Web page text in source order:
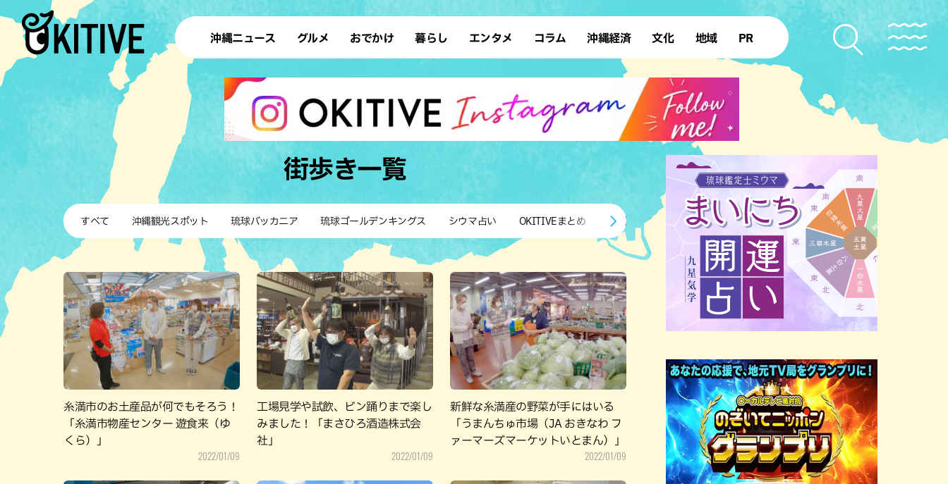
沖縄ニュース グルメ
ラーメン 沖縄そば
テイクアウト カフェ
すし・魚料理 和食・日本料理
沖縄料理 アジア・エスニック
ステーキ・焼肉 焼鳥・串料理
その他の肉料理 居酒屋・バー
ブッフェ・バイキング スイーツ
パン カレー
ハンバーガー タコス・タコライス
おでかけ
デート ドライブ
散歩 ソロ活
サウナ 公園
暮らし
レシピ SDGs
ファッション ローカルニュース
沖縄移住 沖縄旧暦行事
エンタメ
スポーツ 占い
タレント・芸人 テレビ
コラム 沖縄経済 文化
復帰50年
地域
本島北部
本島南部 先島諸島
北部離島
PR
街歩き一覧
すべて 沖縄観光スポット 琉球バッカニア 琉球ゴールデンキングス シウマ占い OKITIVEまとめ 沖縄のビーチ 沖縄キャンプ場 アナウンサーズ 復帰を知る
糸満市のお土産品が何でもそろう！
「糸満市物産センター 遊食来（ゆ
くら）」
2022/01/09
工場見学や試飲、ビン踊りまで楽し
みました！「まさひろ酒造株式会
社」
2022/01/09
新鮮な糸満産の野菜が手にはいる
「うまんちゅ市場（JA おきなわ フ
ァーマーズマーケットいとまん）」
2022/01/09